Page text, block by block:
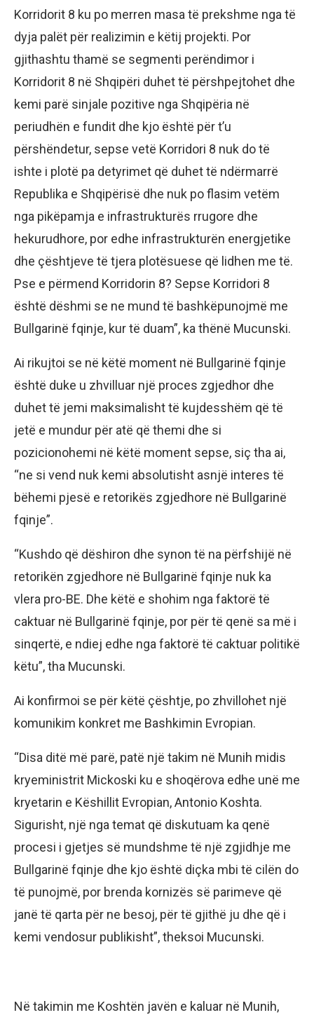
Korridorit 8 ku po merren masa të prekshme nga të
dyja palët për realizimin e këtij projekti. Por
gjithashtu thamë se segmenti perëndimor i
Korridorit 8 në Shqipëri duhet të përshpejtohet dhe
kemi parë sinjale pozitive nga Shqipëria në
periudhën e fundit dhe kjo është për t’u
përshëndetur, sepse vetë Korridori 8 nuk do të
ishte i plotë pa detyrimet që duhet të ndërmarrë
Republika e Shqipërisë dhe nuk po flasim vetëm
nga pikëpamja e infrastrukturës rrugore dhe
hekurudhore, por edhe infrastrukturën energjetike
dhe çështjeve të tjera plotësuese që lidhen me të.
Pse e përmend Korridorin 8? Sepse Korridori 8
është dëshmi se ne mund të bashkëpunojmë me
Bullgarinë fqinje, kur të duam”, ka thënë Mucunski.
Ai rikujtoi se në këtë moment në Bullgarinë fqinje
është duke u zhvilluar një proces zgjedhor dhe
duhet të jemi maksimalisht të kujdesshëm që të
jetë e mundur për atë që themi dhe si
pozicionohemi në këtë moment sepse, siç tha ai,
“ne si vend nuk kemi absolutisht asnjë interes të
bëhemi pjesë e retorikës zgjedhore në Bullgarinë
fqinje”.
“Kushdo që dëshiron dhe synon të na përfshijë në
retorikën zgjedhore në Bullgarinë fqinje nuk ka
vlera pro-BE. Dhe këtë e shohim nga faktorë të
caktuar në Bullgarinë fqinje, por për të qenë sa më i
sinqertë, e ndiej edhe nga faktorë të caktuar politikë
këtu”, tha Mucunski.
Ai konfirmoi se për këtë çështje, po zhvillohet një
komunikim konkret me Bashkimin Evropian.
“Disa ditë më parë, patë një takim në Munih midis
kryeministrit Mickoski ku e shoqërova edhe unë me
kryetarin e Këshillit Evropian, Antonio Koshta.
Sigurisht, një nga temat që diskutuam ka qenë
procesi i gjetjes së mundshme të një zgjidhje me
Bullgarinë fqinje dhe kjo është diçka mbi të cilën do
të punojmë, por brenda kornizës së parimeve që
janë të qarta për ne besoj, për të gjithë ju dhe që i
kemi vendosur publikisht”, theksoi Mucunski.
Në takimin me Koshtën javën e kaluar në Munih,